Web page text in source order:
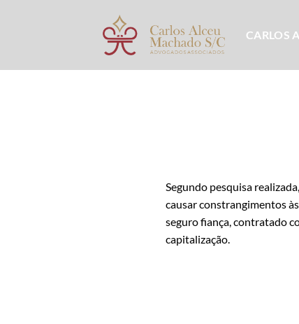
CARLOS
Segundo pesquisa
causar constrangimentos
seguro fiança, contratado
capitalização.